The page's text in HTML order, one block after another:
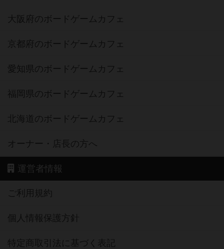
大阪府のボードゲームカフェ
京都府のボードゲームカフェ
愛知県のボードゲームカフェ
福岡県のボードゲームカフェ
北海道のボードゲームカフェ
オーナー・店長の方へ
運営者情報
ご利用規約
個人情報保護方針
特定商取引法に基づく表記